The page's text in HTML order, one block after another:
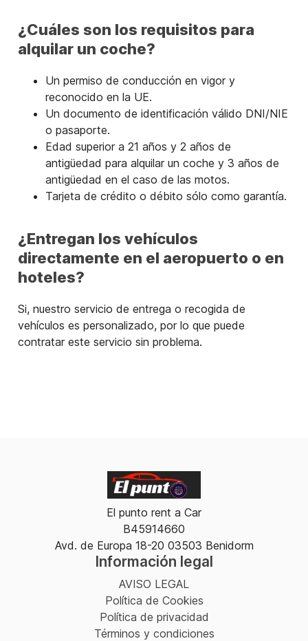
¿Cuáles son los requisitos para
alquilar un coche?
Un permiso de conducción en vigor y
reconocido en la UE.
Un documento de identificación válido DNI/NIE
o pasaporte.
Edad superior a 21 años y 2 años de
antigüedad para alquilar un coche y 3 años de
antigüedad en el caso de las motos.
Tarjeta de crédito o débito sólo como garantía.
¿Entregan los vehículos
directamente en el aeropuerto o en
hoteles?
Si, nuestro servicio de entrega o recogida de
vehículos es personalizado, por lo que puede
contratar este servicio sin problema.
El punto rent a Car
B45914660
Avd. de Europa 18-20 03503 Benidorm
Información legal
AVISO LEGAL
Política de Cookies
Política de privacidad
Términos y condiciones